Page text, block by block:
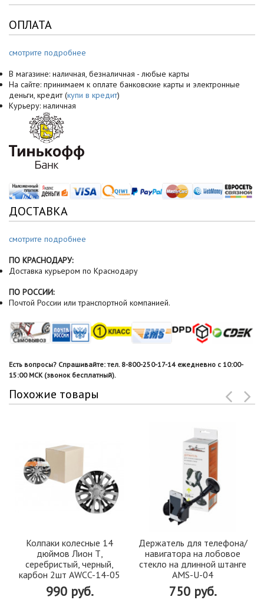
ОПЛАТА
смотрите подробнее
В магазине: наличная, безналичная - любые карты
На сайте: принимаем к оплате банковские карты и электронные
деньги, кредит (купи в кредит)
Курьеру: наличная
ДОСТАВКА
смотрите подробнее
ПО КРАСНОДАРУ:
Доставка курьером по Краснодару
ПО РОССИИ:
Почтой России или транспортной компанией.
Есть вопросы? Спрашивайте: тел. 8-800-250-17-14 ежедневно с 10:00-
15:00 МСК (звонок бесплатный).
Похожие товары
Колпаки колесные 14
дюймов Лион Т,
серебристый, черный,
карбон 2шт AWCC-14-05
990 руб.
Держатель для телефона/
навигатора на лобовое
стекло на длинной штанге
AMS-U-04
750 руб.